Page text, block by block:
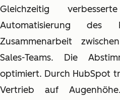
Gleichzeitig
Automatisierung des
Zusammenarbeit
Sales-Teams. Die
optimiert. Durch HubSpot
Vertrieb auf